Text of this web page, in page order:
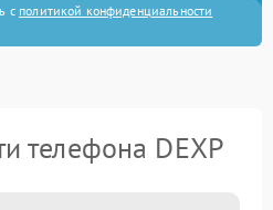
с политикой конфиденциальности
телефона DEXP